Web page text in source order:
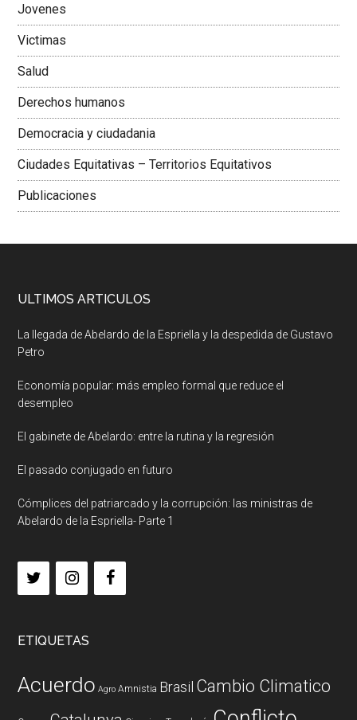
Jovenes
Victimas
Salud
Derechos humanos
Democracia y ciudadania
Ciudades Equitativas – Territorios Equitativos
Publicaciones
ULTIMOS ARTICULOS
La llegada de Abelardo de la Espriella y la despedida de Gustavo
Petro
Economía popular: más empleo formal que reduce el
desempleo
El gabinete de Abelardo: entre la rutina y la regresión
El pasado conjugado en futuro
Cómplices del patriarcado y la corrupción: las ministras de
Abelardo de la Espriella- Parte 1
ETIQUETAS
Acuerdo Agro Amnistia Brasil Cambio Climatico